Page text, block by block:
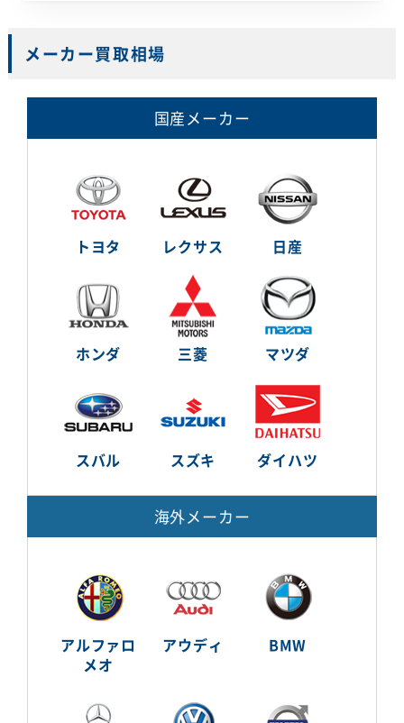
メーカー買取相場
国産メーカー
トヨタ レクサス 日産
ホンダ 三菱 マツダ
スバル スズキ ダイハツ
海外メーカー
アルファロ
メオ
アウディ BMW